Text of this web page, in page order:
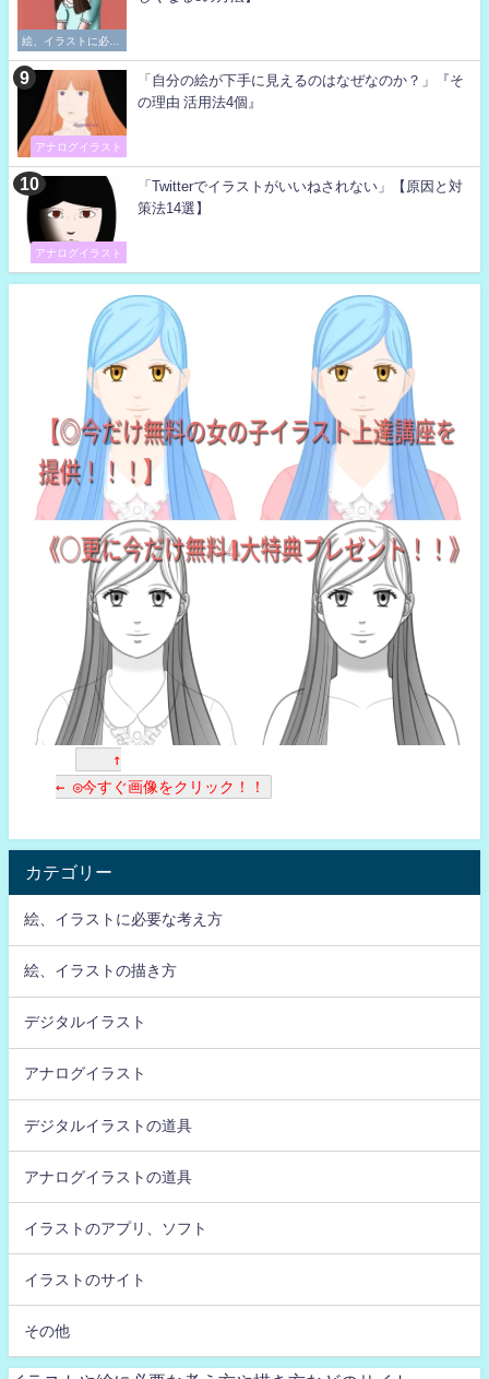
絵、イラストに必要
な考え方
アナログイラスト
「自分の絵が下手に見えるのはなぜなのか？」『そ
の理由 活用法4個』
アナログイラスト
「Twitterでイラストがいいねされない」【原因と対
策法14選】
↑
← ◎今すぐ画像をクリック！！
カテゴリー
絵、イラストに必要な考え方
絵、イラストの描き方
デジタルイラスト
アナログイラスト
デジタルイラストの道具
アナログイラストの道具
イラストのアプリ、ソフト
イラストのサイト
その他